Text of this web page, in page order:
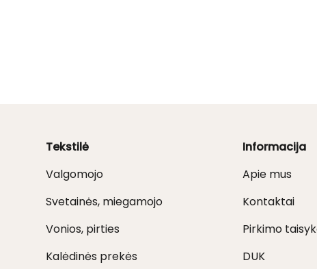
Tekstilė
Valgomojo
Svetainės, miegamojo
Vonios, pirties
Kalėdinės prekės
Informacija
Apie mus
Kontaktai
Pirkimo
DUK